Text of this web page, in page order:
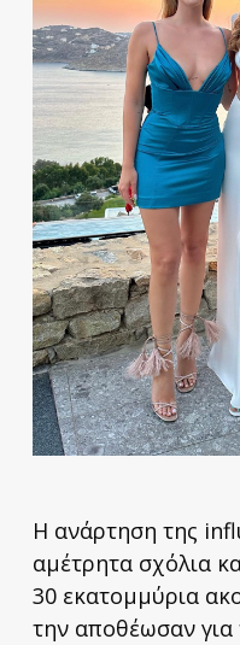
Η ανάρτηση της
αμέτρητα σχόλια
30 εκατομμύρια
την αποθέωσαν για